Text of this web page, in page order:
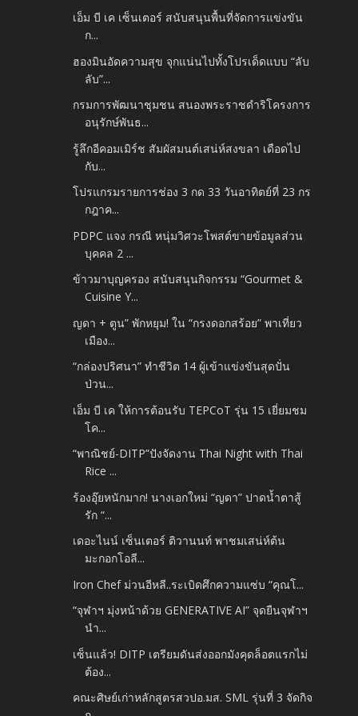
เอ็ม บี เค เซ็นเตอร์ สนับสนุนพื้นที่จัดการแข่งขัน
ก...
ฮองมินอัดความสุข จุกแน่นไปทั้งโปรเด็ดแบบ “ลับ
ลับ”...
กรมการพัฒนาชุมชน สนองพระราชดำริโครงการ
อนุรักษ์พันธ...
รู้ลึกอีคอมเมิร์ช สัมผัสมนต์เสน่ห์สงขลา เดือดไป
กับ...
โปรแกรมรายการช่อง 3 กด 33 วันอาทิตย์ที่ 23 กร
กฎาค...
PDPC แจง กรณี หนุ่มวิศวะโพสต์ขายข้อมูลส่วน
บุคคล 2 ...
ข้าวมาบุญครอง สนับสนุนกิจกรรม “Gourmet &
Cuisine Y...
ญดา + ตูน” พักหยุม! ใน “กรงดอกสร้อย” พาเที่ยว
เมือง...
“กล่องปริศนา” ทำชีวิต 14 ผู้เข้าแข่งขันสุดปั่น
ป่วน...
เอ็ม บี เค ให้การต้อนรับ TEPCoT รุ่น 15 เยี่ยมชม
โค...
“พาณิชย์-DITP”ปังจัดงาน Thai Night with Thai
Rice ...
ร้องอุ๊ยหนักมาก! นางเอกใหม่ “ญดา” ปาดน้ำตาสู้
รัก “...
เดอะไนน์ เซ็นเตอร์ ติวานนท์ พาชมเสน่ห์ต้น
มะกอกโอลี...
Iron Chef ม่วนอีหลี..ระเบิดศึกความแซ่บ “คุณโ...
“จุฬาฯ มุ่งหน้าด้วย GENERATIVE AI” จุดยืนจุฬาฯ
นำ...
เซ็นแล้ว! DITP เตรียมดันส่งออกมังคุดล็อตแรกไม่
ต้อง...
คณะศิษย์เก่าหลักสูตรสวปอ.มส. SML รุ่นที่ 3 จัดกิจ